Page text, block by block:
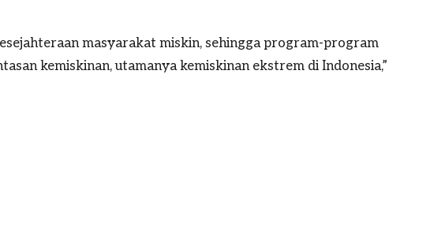
masyarakat miskin, sehingga program-program
kemiskinan, utamanya kemiskinan ekstrem di Indonesia,”